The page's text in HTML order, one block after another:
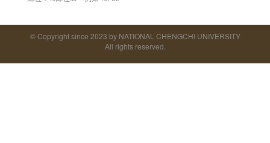
© Copyright since 2023 by NATIONAL CHENGCHI UNIVERSITY
All rights reserved.